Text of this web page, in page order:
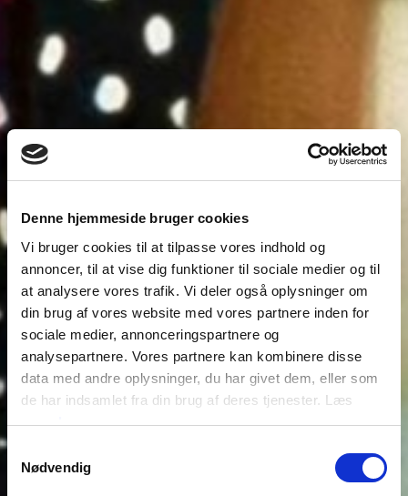
Denne hjemmeside bruger cookies
Vi bruger cookies til at tilpasse vores indhold og
annoncer, til at vise dig funktioner til sociale medier og til
at analysere vores trafik. Vi deler også oplysninger om
din brug af vores website med vores partnere inden for
sociale medier, annonceringspartnere og
analysepartnere. Vores partnere kan kombinere disse
data med andre oplysninger, du har givet dem, eller som
de har indsamlet fra din brug af deres tjenester. Læs
mereher
Samtykkevalg
Nødvendig